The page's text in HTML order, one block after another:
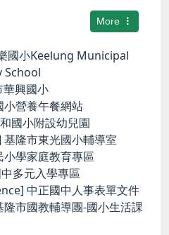
More
國小Keelung Municipal
School
興國小
營養午餐網站
國小附設幼兒園
隆市東光國小輔導室
學家庭教育專區
多元入學專區
中正國中人事表單文件
市國教輔導團-國小生活課